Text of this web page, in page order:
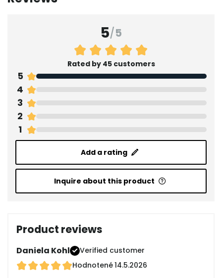
5/5
Rated by 45 customers
5
4
3
2
1
Add a rating
Inquire about this product
Product reviews
Daniela Kohl
Verified customer
Hodnotené14.5.2026